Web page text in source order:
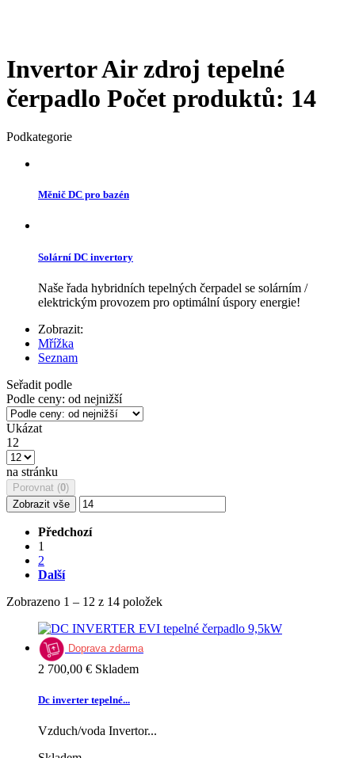
Invertor Air zdroj tepelné
čerpadlo Počet produktů: 14
Podkategorie
Měnič DC pro bazén
Solární DC invertory
Naše řada hybridních tepelných čerpadel se solárním /
elektrickým provozem pro optimální úspory energie!
Zobrazit:
Mřížka
Seznam
Seřadit podle
Podle ceny: od nejnižší
Ukázat
12
na stránku
Porovnat (0)
Zobrazit vše
Předchozí
1
2
Další
Zobrazeno 1 – 12 z 14 položek
Doprava zdarma
2 700,00 € Skladem
Dc inverter tepelné...
Vzduch/voda Invertor...